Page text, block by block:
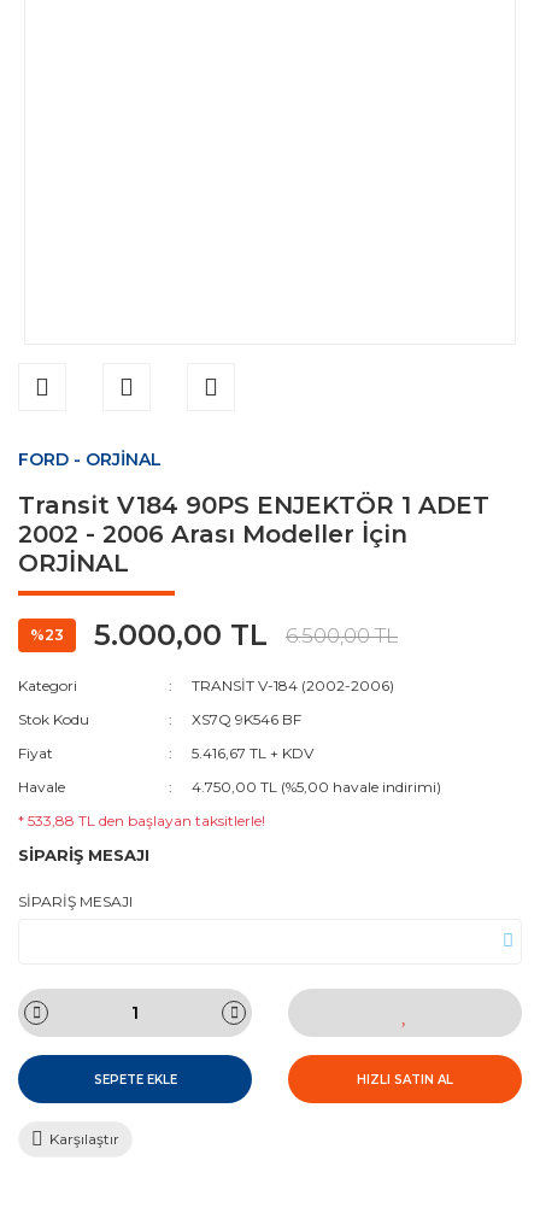
FORD - ORJİNAL
Transit V184 90PS ENJEKTÖR 1 ADET
2002 - 2006 Arası Modeller İçin
ORJİNAL
%23 5.000,00 TL 6.500,00 TL
Kategori
TRANSİT V-184 (2002-2006)
Stok Kodu
XS7Q 9K546 BF
Fiyat
5.416,67 TL + KDV
Havale
4.750,00 TL (%5,00 havale indirimi)
* 533,88 TL den başlayan taksitlerle!
SİPARİŞ MESAJI
SİPARİŞ MESAJI
SEPETE EKLE HIZLI SATIN AL
Karşılaştır